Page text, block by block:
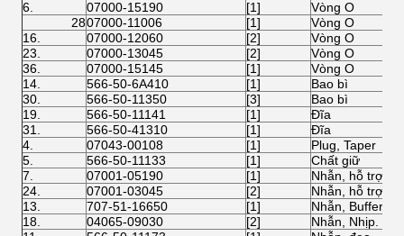
6.
07000-15190 [1]
Vòng O
2807000-11006 [1]
Vòng O
16.
07000-12060 [2]
Vòng O
23.
07000-13045 [2]
Vòng O
36.
07000-15145 [1]
Vòng O
14.
566-50-6A410 [1]
Bao bì
30.
566-50-11350 [3]
Bao bì
19.
566-50-11141 [1]
Đĩa
31.
566-50-41310 [1]
Đĩa
4.
07043-00108 [1]
Plug, Taper
5.
566-50-11133 [1]
Chất giữ
7.
07001-05190 [1]
Nhẫn, hỗ trợ.
24.
07001-03045 [2]
Nhẫn, hỗ trợ.
13.
707-51-16650 [1]
Nhẫn, Buffer.
18.
04065-09030 [2]
Nhẫn, Nhịp.